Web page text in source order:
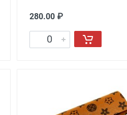
280.00 ₽